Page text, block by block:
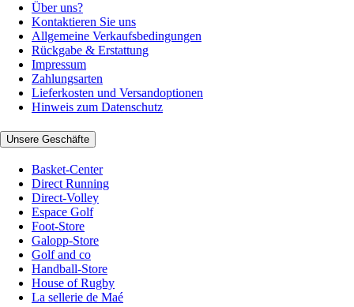
Über uns?
Kontaktieren Sie uns
Allgemeine Verkaufsbedingungen
Rückgabe & Erstattung
Impressum
Zahlungsarten
Lieferkosten und Versandoptionen
Hinweis zum Datenschutz
Unsere Geschäfte
Basket-Center
Direct Running
Direct-Volley
Espace Golf
Foot-Store
Galopp-Store
Golf and co
Handball-Store
House of Rugby
La sellerie de Maé